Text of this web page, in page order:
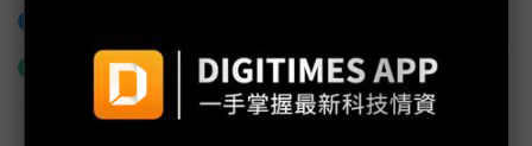
什麼是「關鍵字追蹤」